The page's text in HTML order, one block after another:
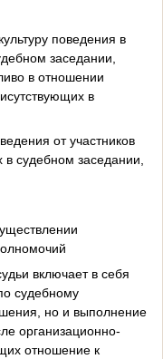
поведения в
заседании,
в отношении
в
от участников
в судебном заседании,
включает в себя
судебному
но и выполнение
организационно-
отношение к